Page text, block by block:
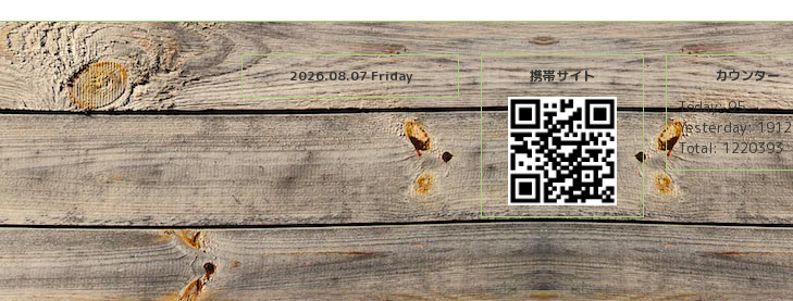
2026.08.07 Friday 携帯サイト カウンター
Today:95
Yesterday:1912
Total:1220393